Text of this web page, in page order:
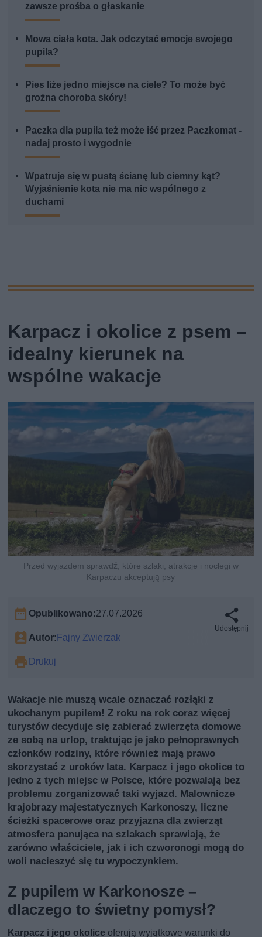
zawsze prośba o głaskanie
Mowa ciała kota. Jak odczytać emocje swojego
pupila?
Pies liże jedno miejsce na ciele? To może być
groźna choroba skóry!
Paczka dla pupila też może iść przez Paczkomat -
nadaj prosto i wygodnie
Wpatruje się w pustą ścianę lub ciemny kąt?
Wyjaśnienie kota nie ma nic wspólnego z
duchami
Karpacz i okolice z psem –
idealny kierunek na
wspólne wakacje
Przed wyjazdem sprawdź, które szlaki, atrakcje i noclegi w
Karpaczu akceptują psy
Opublikowano:27.07.2026
Autor:Fajny Zwierzak
Drukuj
Udostępnij
Wakacje nie muszą wcale oznaczać rozłąki z
ukochanym pupilem! Z roku na rok coraz więcej
turystów decyduje się zabierać zwierzęta domowe
ze sobą na urlop, traktując je jako pełnoprawnych
członków rodziny, które również mają prawo
skorzystać z uroków lata. Karpacz i jego okolice to
jedno z tych miejsc w Polsce, które pozwalają bez
problemu zorganizować taki wyjazd. Malownicze
krajobrazy majestatycznych Karkonoszy, liczne
ścieżki spacerowe oraz przyjazna dla zwierząt
atmosfera panująca na szlakach sprawiają, że
zarówno właściciele, jak i ich czworonogi mogą do
woli nacieszyć się tu wypoczynkiem.
Z pupilem w Karkonosze –
dlaczego to świetny pomysł?
Karpacz i jego okolice oferują wyjątkowe warunki do